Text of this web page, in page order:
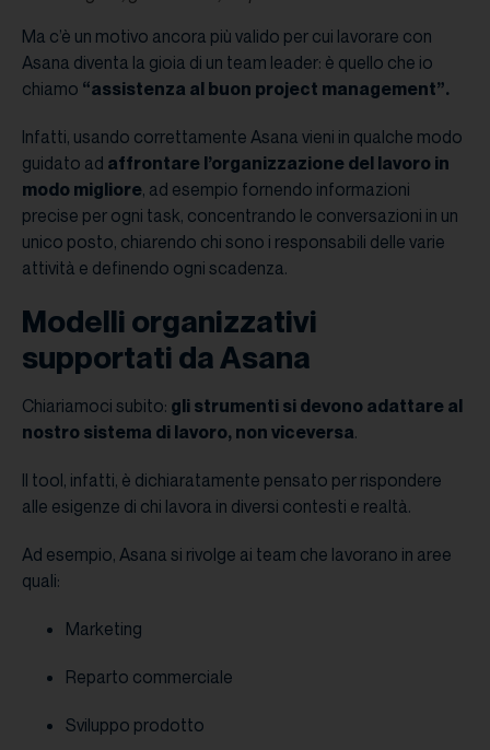
Ma c’è un motivo ancora più valido per cui lavorare con
Asana diventa la gioia di un team leader: è quello che io
chiamo “assistenza al buon project management”.
Infatti, usando correttamente Asana vieni in qualche modo
guidato ad affrontare l’organizzazione del lavoro in
modo migliore, ad esempio fornendo informazioni
precise per ogni task, concentrando le conversazioni in un
unico posto, chiarendo chi sono i responsabili delle varie
attività e definendo ogni scadenza.
Modelli organizzativi
supportati da Asana
Chiariamoci subito: gli strumenti si devono adattare al
nostro sistema di lavoro, non viceversa.
Il tool, infatti, è dichiaratamente pensato per rispondere
alle esigenze di chi lavora in diversi contesti e realtà.
Ad esempio, Asana si rivolge ai team che lavorano in aree
quali:
Marketing
Reparto commerciale
Sviluppo prodotto